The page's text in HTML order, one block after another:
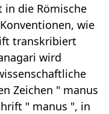
die Römische
wie
transkribiert
wird
Zeichen " manus
" manus ", in